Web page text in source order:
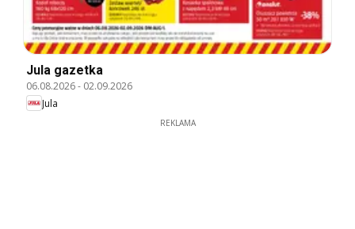
Jula gazetka
06.08.2026- 02.09.2026
Jula
REKLAMA